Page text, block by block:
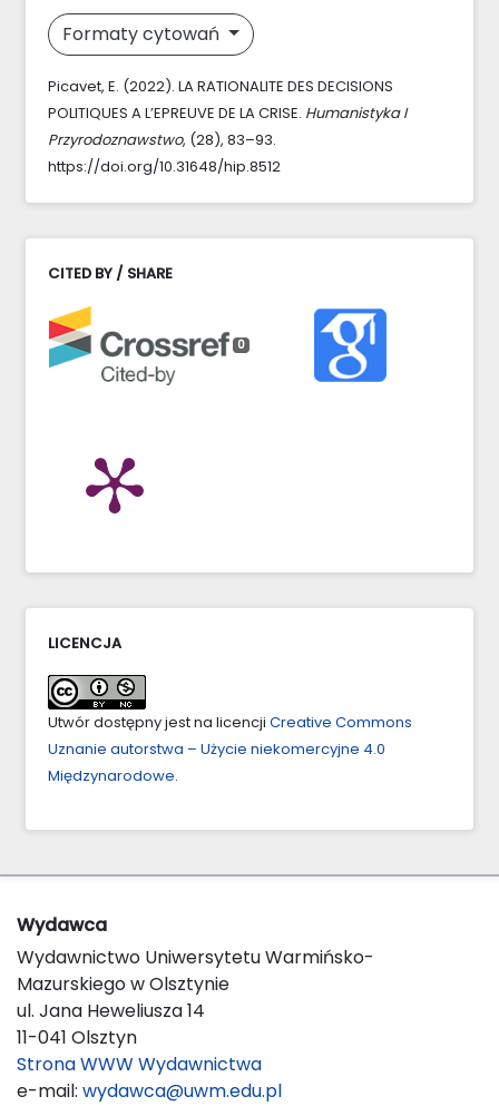
Formaty cytowań
Picavet, E. (2022). LA RATIONALITE DES DECISIONS
POLITIQUES A L’EPREUVE DE LA CRISE. Humanistyka I
Przyrodoznawstwo, (28), 83–93.
https://doi.org/10.31648/hip.8512
CITED BY / SHARE
0
LICENCJA
Utwór dostępny jest na licencji Creative Commons
Uznanie autorstwa – Użycie niekomercyjne 4.0
Międzynarodowe.
Wydawca
Wydawnictwo Uniwersytetu Warmińsko-
Mazurskiego w Olsztynie
ul. Jana Heweliusza 14
11-041 Olsztyn
Strona WWW Wydawnictwa
e-mail: wydawca@uwm.edu.pl